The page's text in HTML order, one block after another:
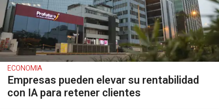
ECONOMIA
Empresas pueden elevar su rentabilidad
con IA para retener clientes